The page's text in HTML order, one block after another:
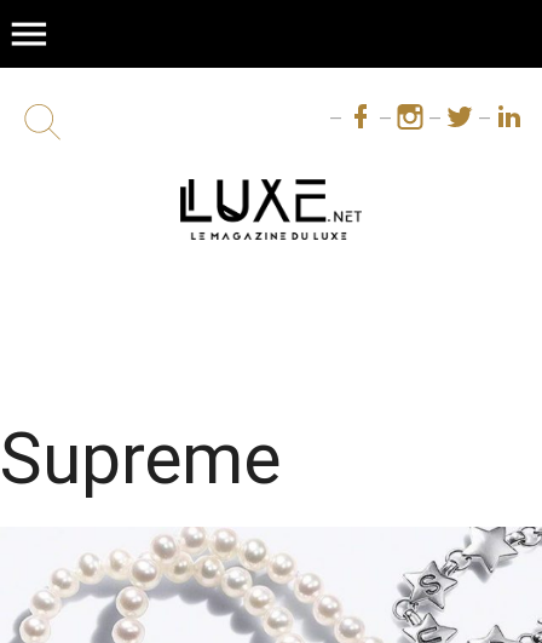
menu
Supreme